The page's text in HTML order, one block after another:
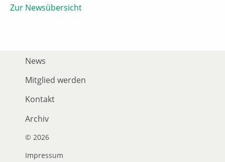
Zur Newsübersicht
News
Mitglied werden
Kontakt
Archiv
© 2026
Impressum